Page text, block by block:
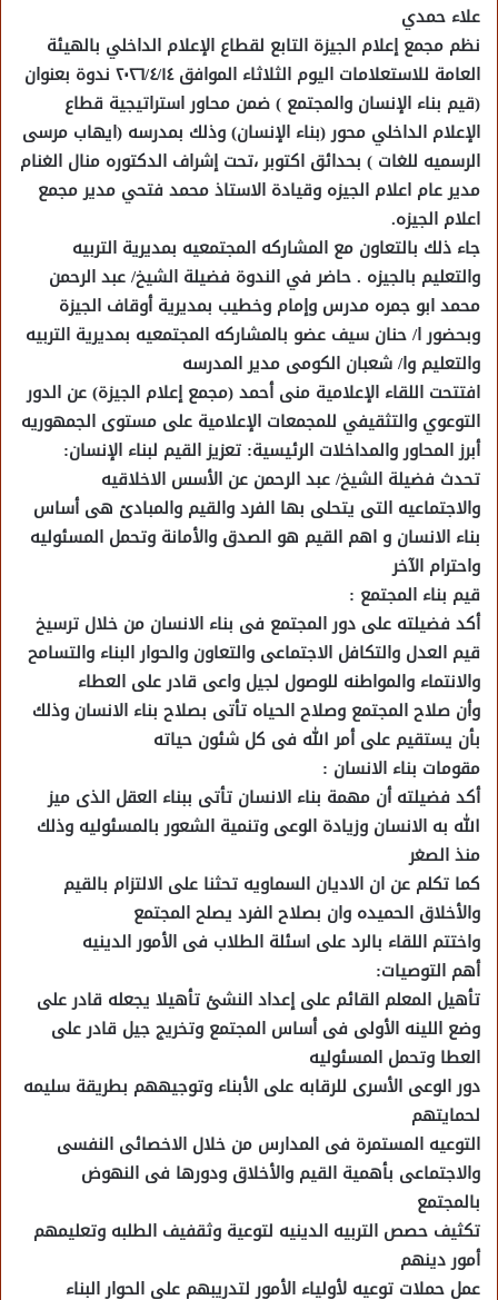
علاء حمدي
نظم مجمع إعلام الجيزة التابع لقطاع الإعلام الداخلي بالهيئة
العامة للاستعلامات اليوم الثلاثاء الموافق ٢٠٢٦/٤/١٤ ندوة بعنوان
(قيم بناء الإنسان والمجتمع ) ضمن محاور استراتيجية قطاع
الإعلام الداخلي محور (بناء الإنسان) وذلك بمدرسه (ايهاب مرسى
الرسميه للغات ) بحدائق اكتوبر ،تحت إشراف الدكتوره منال الغنام
مدير عام اعلام الجيزه وقيادة الاستاذ محمد فتحي مدير مجمع
اعلام الجيزه.
جاء ذلك بالتعاون مع المشاركه المجتمعيه بمديرية التربيه
والتعليم بالجيزه . حاضر في الندوة فضيلة الشيخ/ عبد الرحمن
محمد ابو جمره مدرس وإمام وخطيب بمديرية أوقاف الجيزة
وبحضور ا/ حنان سيف عضو بالمشاركه المجتمعيه بمديرية التربيه
والتعليم وا/ شعبان الكومى مدير المدرسه
افتتحت اللقاء الإعلامية منى أحمد (مجمع إعلام الجيزة) عن الدور
التوعوي والتثقيفي للمجمعات الإعلامية على مستوى الجمهوريه
أبرز المحاور والمداخلات الرئيسية: تعزيز القيم لبناء الإنسان:
تحدث فضيلة الشيخ/ عبد الرحمن عن الأسس الاخلاقيه
والاجتماعيه التى يتحلى بها الفرد والقيم والمبادئ هى أساس
بناء الانسان و اهم القيم هو الصدق والأمانة وتحمل المسئوليه
واحترام الآخر
قيم بناء المجتمع :
أكد فضيلته على دور المجتمع فى بناء الانسان من خلال ترسيخ
قيم العدل والتكافل الاجتماعى والتعاون والحوار البناء والتسامح
والانتماء والمواطنه للوصول لجيل واعى قادر على العطاء
وأن صلاح المجتمع وصلاح الحياه تأتى بصلاح بناء الانسان وذلك
بأن يستقيم على أمر الله فى كل شئون حياته
مقومات بناء الانسان :
أكد فضيلته أن مهمة بناء الانسان تأتى ببناء العقل الذى ميز
الله به الانسان وزيادة الوعى وتنمية الشعور بالمسئوليه وذلك
منذ الصغر
كما تكلم عن ان الاديان السماويه تحثنا على الالتزام بالقيم
والأخلاق الحميده وان بصلاح الفرد يصلح المجتمع
واختتم اللقاء بالرد على اسئلة الطلاب فى الأمور الدينيه
أهم التوصيات:
تأهيل المعلم القائم على إعداد النشئ تأهيلا يجعله قادر على
وضع اللينه الأولى فى أساس المجتمع وتخريج جيل قادر على
العطا وتحمل المسئوليه
دور الوعى الأسرى للرقابه على الأبناء وتوجيههم بطريقة سليمه
لحمايتهم
التوعيه المستمرة فى المدارس من خلال الاخصائى النفسى
والاجتماعى بأهمية القيم والأخلاق ودورها فى النهوض
بالمجتمع
تكثيف حصص التربيه الدينيه لتوعية وثقفيف الطلبه وتعليمهم
أمور دينهم
عمل حملات توعيه لأولياء الأمور لتدريبهم على الحوار البناء